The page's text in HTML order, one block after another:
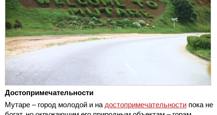
Достопримечательности
Мутаре – город молодой и на достопримечательности пока не